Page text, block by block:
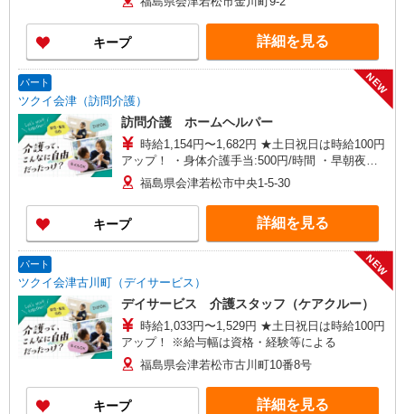
キープ 詳細を見る
パート
ツクイ会津（訪問介護）
NEW
訪問介護 ホームヘルパー
時給1,154円〜1,682円 ★土日祝日は時給100円
アップ！ ・身体介護手当:500円/時間 ・早朝夜間
深夜手当:300円/時間 （18:00〜翌07:59の時間
帯） ・ICT手当:2,000円/月 ・深夜割増は別途支給
・ケア→ケアの移動時間も賃金（時給）を支給 ※
特定事業所加算手当:60円/時間含む ※給与幅は資
格・経験等による
福島県会津若松市中央1-5-30
キープ 詳細を見る
パート
ツクイ会津古川町（デイサービス）
NEW
デイサービス 介護スタッフ（ケアクルー）
時給1,033円〜1,529円 ★土日祝日は時給100円
アップ！ ※給与幅は資格・経験等による
福島県会津若松市古川町10番8号
キープ 詳細を見る